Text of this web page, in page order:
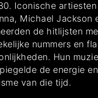
Iconische
Michael Jackson
de hitlijsten
nummers en
Hun
de energie
van die tijd.